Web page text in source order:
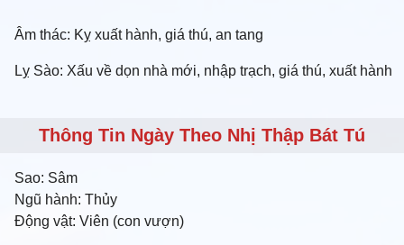
Âm thác: Kỵ xuất hành, giá thú, an tang
Lỵ Sào: Xấu về dọn nhà mới, nhập trạch, giá thú, xuất hành
Thông Tin Ngày Theo Nhị Thập Bát Tú
Sao: Sâm
Ngũ hành: Thủy
Động vật: Viên (con vượn)